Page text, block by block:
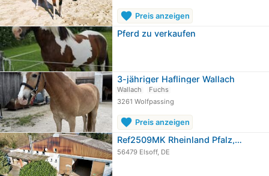
favorite Preis anzeigen
Pferd zu verkaufen
3-jähriger Haflinger Wallach
Wallach
Fuchs
3261 Wolfpassing
favorite Preis anzeigen
Ref2509MK Rheinland Pfalz,…
56479 Elsoff, DE